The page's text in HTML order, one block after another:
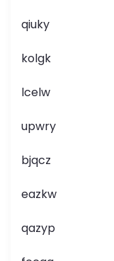
qiuky
kolgk
lcelw
upwry
bjqcz
eazkw
qazyp